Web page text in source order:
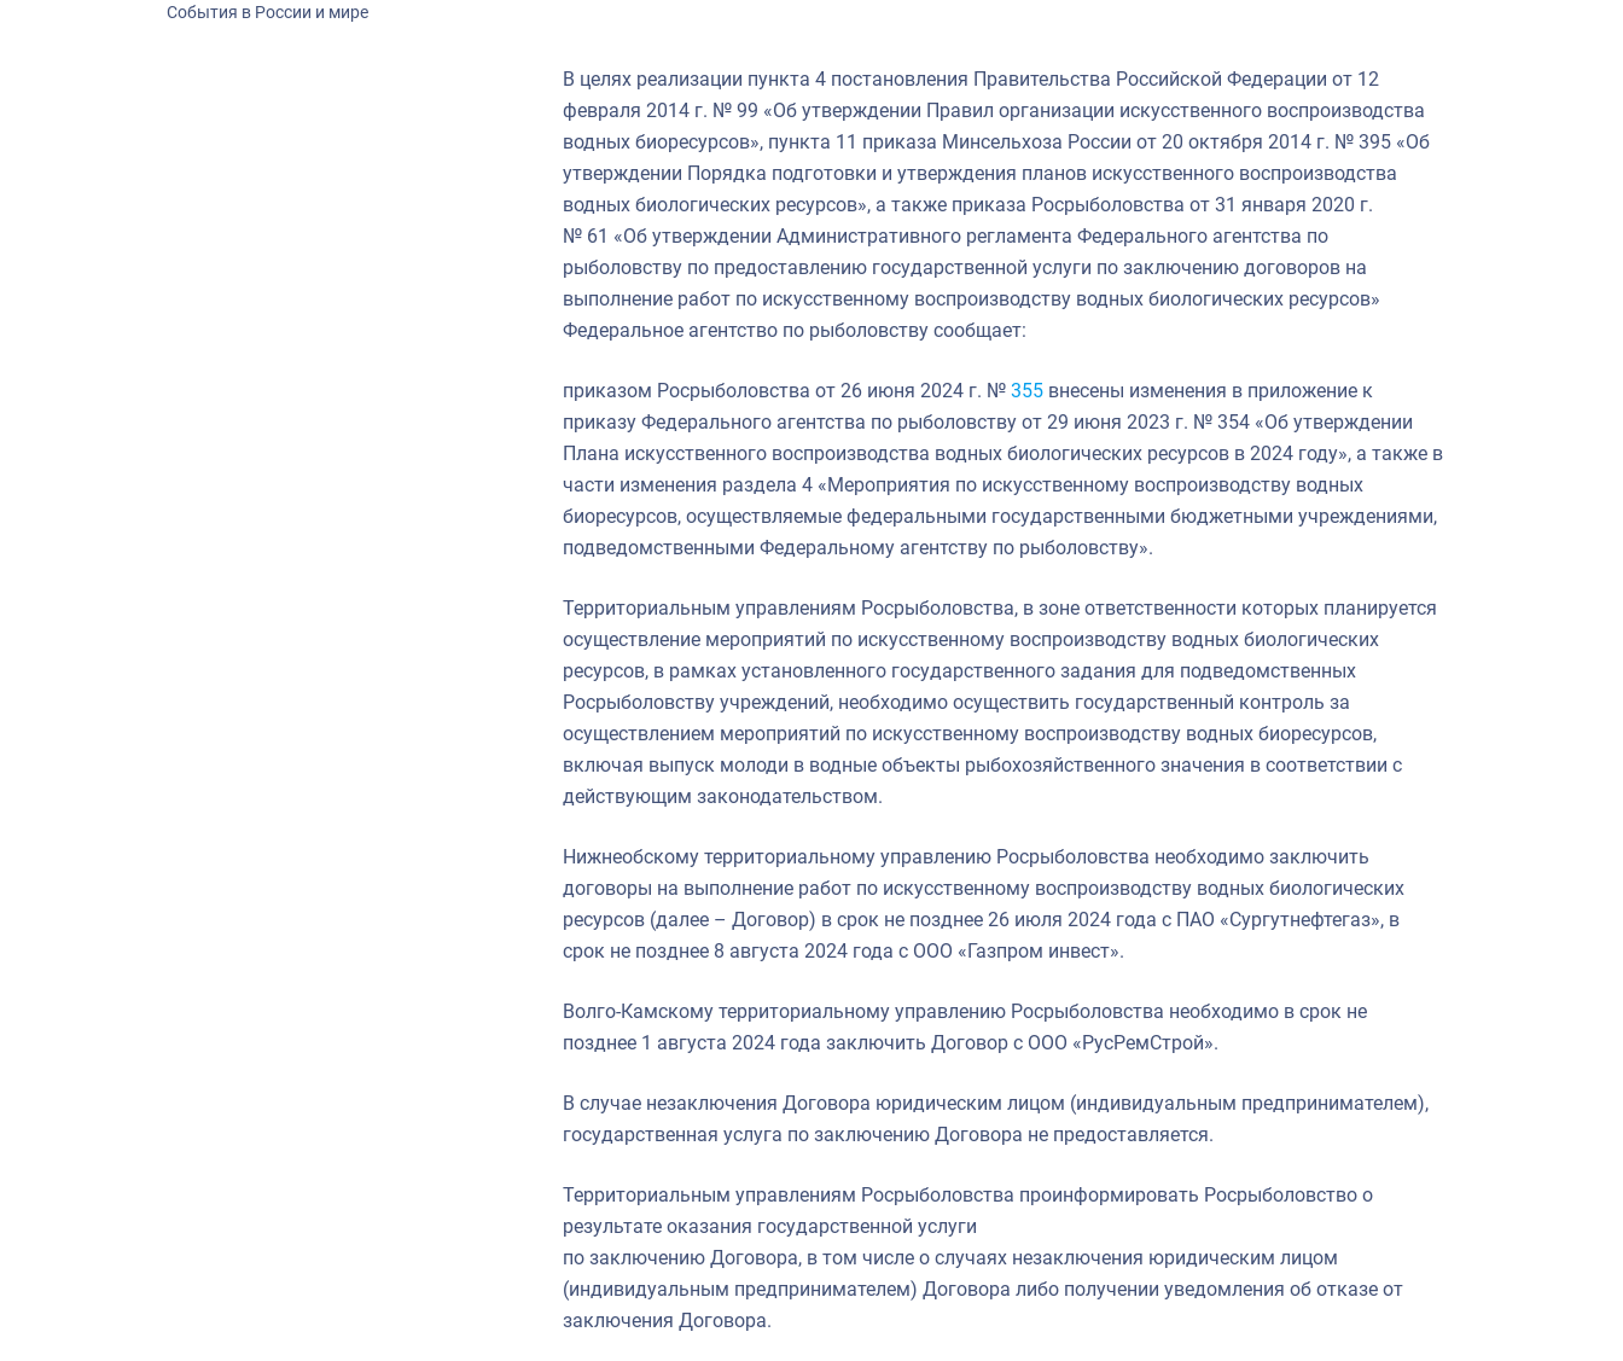
События в России и мире
В целях реализации пункта 4 постановления Правительства Российской Федерации от 12
февраля 2014 г. № 99 «Об утверждении Правил организации искусственного воспроизводства
водных биоресурсов», пункта 11 приказа Минсельхоза России от 20 октября 2014 г. № 395 «Об
утверждении Порядка подготовки и утверждения планов искусственного воспроизводства
водных биологических ресурсов», а также приказа Росрыболовства от 31 января 2020 г.
№ 61 «Об утверждении Административного регламента Федерального агентства по
рыболовству по предоставлению государственной услуги по заключению договоров на
выполнение работ по искусственному воспроизводству водных биологических ресурсов»
Федеральное агентство по рыболовству сообщает:
приказом Росрыболовства от 26 июня 2024 г. № 355 внесены изменения в приложение к
приказу Федерального агентства по рыболовству от 29 июня 2023 г. № 354 «Об утверждении
Плана искусственного воспроизводства водных биологических ресурсов в 2024 году», а также в
части изменения раздела 4 «Мероприятия по искусственному воспроизводству водных
биоресурсов, осуществляемые федеральными государственными бюджетными учреждениями,
подведомственными Федеральному агентству по рыболовству».
Территориальным управлениям Росрыболовства, в зоне ответственности которых планируется
осуществление мероприятий по искусственному воспроизводству водных биологических
ресурсов, в рамках установленного государственного задания для подведомственных
Росрыболовству учреждений, необходимо осуществить государственный контроль за
осуществлением мероприятий по искусственному воспроизводству водных биоресурсов,
включая выпуск молоди в водные объекты рыбохозяйственного значения в соответствии с
действующим законодательством.
Нижнеобскому территориальному управлению Росрыболовства необходимо заключить
договоры на выполнение работ по искусственному воспроизводству водных биологических
ресурсов (далее – Договор) в срок не позднее 26 июля 2024 года с ПАО «Сургутнефтегаз», в
срок не позднее 8 августа 2024 года с ООО «Газпром инвест».
Волго-Камскому территориальному управлению Росрыболовства необходимо в срок не
позднее 1 августа 2024 года заключить Договор с ООО «РусРемСтрой».
В случае незаключения Договора юридическим лицом (индивидуальным предпринимателем),
государственная услуга по заключению Договора не предоставляется.
Территориальным управлениям Росрыболовства проинформировать Росрыболовство о
результате оказания государственной услуги
по заключению Договора, в том числе о случаях незаключения юридическим лицом
(индивидуальным предпринимателем) Договора либо получении уведомления об отказе от
заключения Договора.